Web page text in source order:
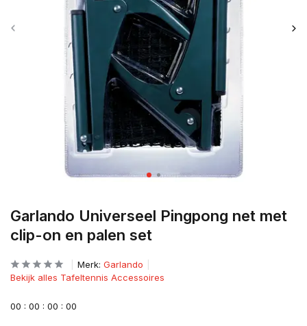
Garlando Universeel Pingpong net met
clip-on en palen set
Merk: Garlando
Bekijk alles Tafeltennis Accessoires
00 : 00 : 00 : 00